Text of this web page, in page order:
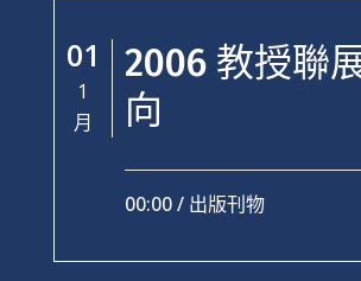
01
1
月
2006 教授聯
向
00:00 / 出版刊物